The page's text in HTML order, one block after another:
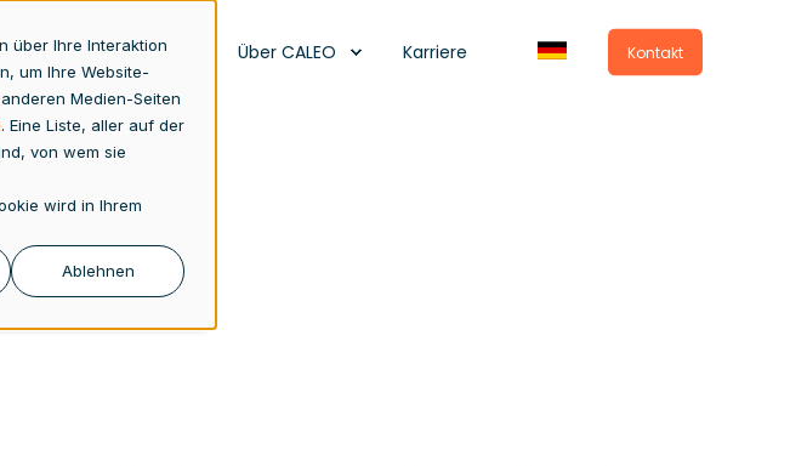
über Ihre Interaktion
um Ihre Website-
Medien-Seiten
. Eine Liste, aller auf der
von wem sie
wird in Ihrem
Ablehnen
SAP Produkte Über CALEO Karriere Kontakt